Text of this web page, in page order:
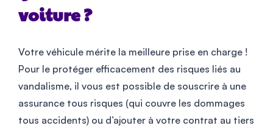
voiture ?
Votre véhicule mérite la meilleure prise en charge !
Pour le protéger efficacement des risques liés au
vandalisme, il vous est possible de souscrire à une
assurance tous risques (qui couvre les dommages
tous accidents) ou d’ajouter à votre contrat au tiers